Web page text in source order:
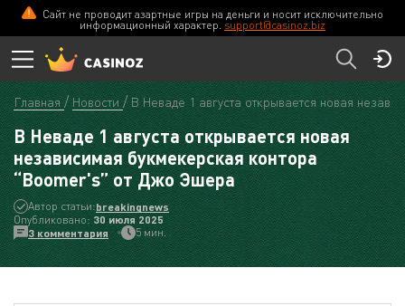
Сайт не проводит азартные игры на деньги и носит исключительно
информационный характер. support@casinoz.biz
Главная Новости В Неваде 1 августа открывается новая
В Неваде 1 августа открывается новая
независимая букмекерская контора
“Boomer's” от Джо Эшера
Автор статьи:breakingnews
Опубликовано: 30 июля 2025
3 комментария
5 мин.